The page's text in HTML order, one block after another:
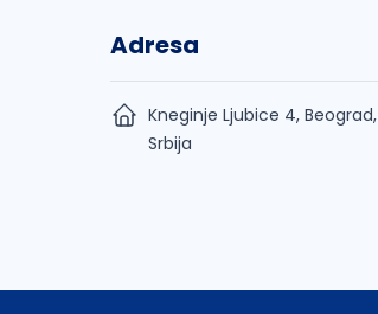
Adresa
Kneginje Ljubice 4, Beograd,
Srbija